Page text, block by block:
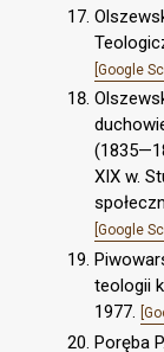
[Google
XIX w.
[Google
teologii
1977.
Poręba